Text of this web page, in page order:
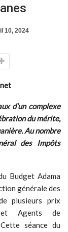
10, 2024
d’un complexe
du mérite,
Au nombre
des Impôts
Budget Adama
générale des
plusieurs prix
et Agents de
séance du